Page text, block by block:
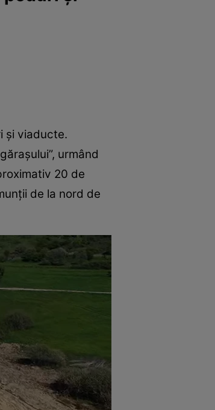
și viaducte.
urmând
20 de
de la nord de